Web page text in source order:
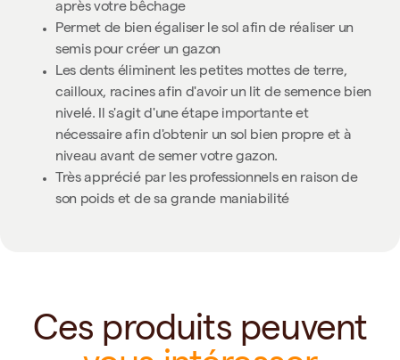
après votre bêchage
Permet de bien égaliser le sol afin de réaliser un
semis pour créer un gazon
Les dents éliminent les petites mottes de terre,
cailloux, racines afin d'avoir un lit de semence bien
nivelé. Il s'agit d'une étape importante et
nécessaire afin d'obtenir un sol bien propre et à
niveau avant de semer votre gazon.
Très apprécié par les professionnels en raison de
son poids et de sa grande maniabilité
Ces produits peuvent